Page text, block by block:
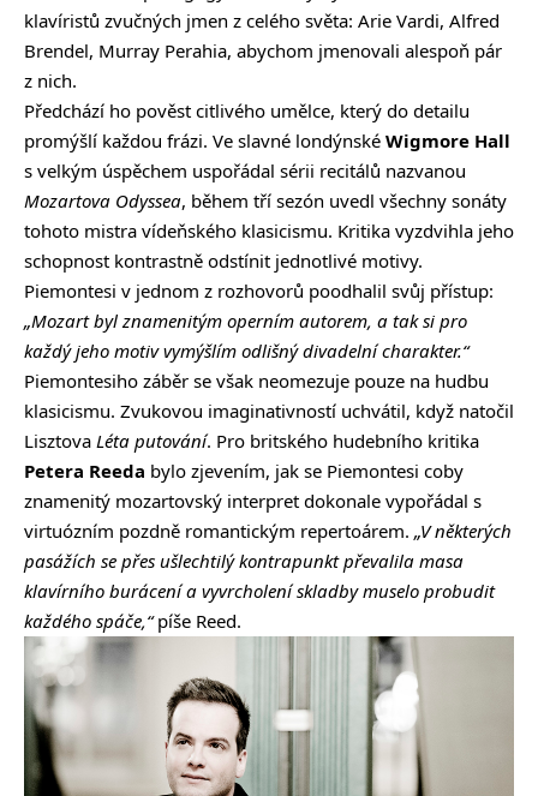
klavíristů zvučných jmen z celého světa: Arie Vardi, Alfred
Brendel, Murray Perahia, abychom jmenovali alespoň pár
z nich.
Předchází ho pověst citlivého umělce, který do detailu
promýšlí každou frázi. Ve slavné londýnské Wigmore Hall
s velkým úspěchem uspořádal sérii recitálů nazvanou
Mozartova Odyssea, během tří sezón uvedl všechny sonáty
tohoto mistra vídeňského klasicismu. Kritika vyzdvihla jeho
schopnost kontrastně odstínit jednotlivé motivy.
Piemontesi v jednom z rozhovorů poodhalil svůj přístup:
„Mozart byl znamenitým operním autorem, a tak si pro
každý jeho motiv vymýšlím odlišný divadelní charakter.“
Piemontesiho záběr se však neomezuje pouze na hudbu
klasicismu. Zvukovou imaginativností uchvátil, když natočil
Lisztova Léta putování. Pro britského hudebního kritika
Petera Reeda bylo zjevením, jak se Piemontesi coby
znamenitý mozartovský interpret dokonale vypořádal s
virtuózním pozdně romantickým repertoárem. „V některých
pasážích se přes ušlechtilý kontrapunkt převalila masa
klavírního burácení a vyvrcholení skladby muselo probudit
každého spáče,“píše Reed.